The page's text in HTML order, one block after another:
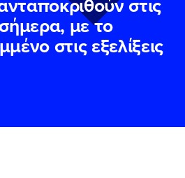
με το
στις εξελίξεις
*